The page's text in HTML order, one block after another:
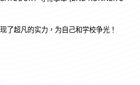
了超凡的实力，为自己和学校争光！